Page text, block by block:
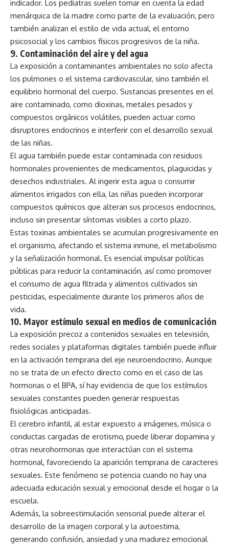
indicador. Los pediatras suelen tomar en cuenta la edad
menárquica de la madre como parte de la evaluación, pero
también analizan el estilo de vida actual, el entorno
psicosocial y los cambios físicos progresivos de la niña.
9. Contaminación del aire y del agua
La exposición a contaminantes ambientales no solo afecta
los pulmones o el sistema cardiovascular, sino también el
equilibrio hormonal del cuerpo. Sustancias presentes en el
aire contaminado, como dioxinas, metales pesados y
compuestos orgánicos volátiles, pueden actuar como
disruptores endocrinos e interferir con el desarrollo sexual
de las niñas.
El agua también puede estar contaminada con residuos
hormonales provenientes de medicamentos, plaguicidas y
desechos industriales. Al ingerir esta agua o consumir
alimentos irrigados con ella, las niñas pueden incorporar
compuestos químicos que alteran sus procesos endocrinos,
incluso sin presentar síntomas visibles a corto plazo.
Estas toxinas ambientales se acumulan progresivamente en
el organismo, afectando el sistema inmune, el metabolismo
y la señalización hormonal. Es esencial impulsar políticas
públicas para reducir la contaminación, así como promover
el consumo de agua filtrada y alimentos cultivados sin
pesticidas, especialmente durante los primeros años de
vida.
10. Mayor estímulo sexual en medios de comunicación
La exposición precoz a contenidos sexuales en televisión,
redes sociales y plataformas digitales también puede influir
en la activación temprana del eje neuroendocrino. Aunque
no se trata de un efecto directo como en el caso de las
hormonas o el BPA, sí hay evidencia de que los estímulos
sexuales constantes pueden generar respuestas
fisiológicas anticipadas.
El cerebro infantil, al estar expuesto a imágenes, música o
conductas cargadas de erotismo, puede liberar dopamina y
otras neurohormonas que interactúan con el sistema
hormonal, favoreciendo la aparición temprana de caracteres
sexuales. Este fenómeno se potencia cuando no hay una
adecuada educación sexual y emocional desde el hogar o la
escuela.
Además, la sobreestimulación sensorial puede alterar el
desarrollo de la imagen corporal y la autoestima,
generando confusión, ansiedad y una madurez emocional